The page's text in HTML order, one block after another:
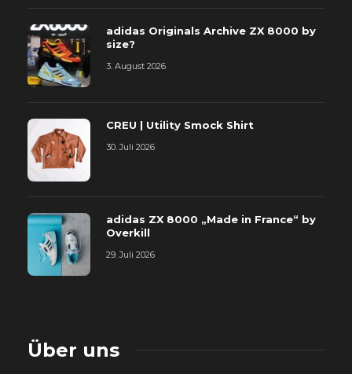
adidas Originals Archive ZX 8000 by
size?
3. August 2026
CREU | Utility Smock Shirt
30. Juli 2026
adidas ZX 8000 „Made in France“ by
Overkill
29. Juli 2026
Über uns